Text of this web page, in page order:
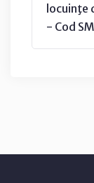
locuinţe
- Cod